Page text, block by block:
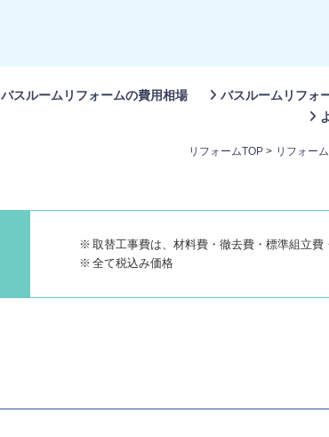
バスルームリフォームの費用相場 バスルームリフォ
リフォームTOP > リフォー
取替工事費は、材料費・徹去費・標準組立費
全て税込み価格